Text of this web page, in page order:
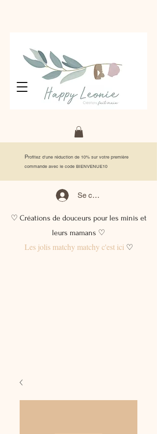
Profitez d'une réduction de 10% sur votre première
commande avec le code BIENVENUE10
Se connecter
♡ Créations de douceurs pour les minis et
leurs mamans ♡
Les jolis matchy matchy c'est ici♡